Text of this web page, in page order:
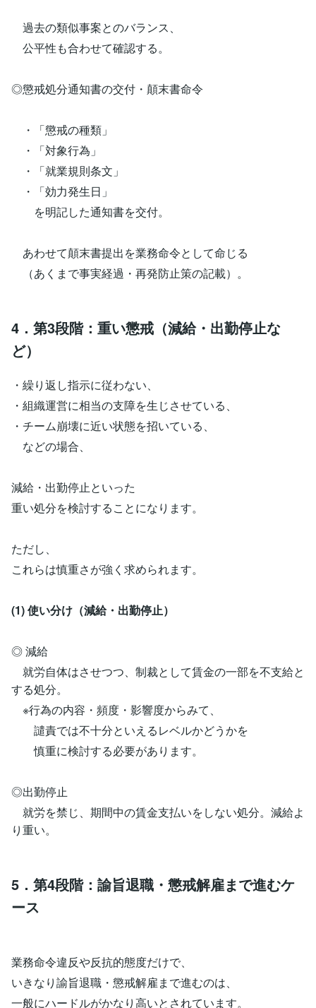
過去の類似事案とのバランス、
公平性も合わせて確認する。
◎懲戒処分通知書の交付・顛末書命令
・「懲戒の種類」
・「対象行為」
・「就業規則条文」
・「効力発生日」
を明記した通知書を交付。
あわせて顛末書提出を業務命令として命じる
（あくまで事実経過・再発防止策の記載）。
4．第3段階：重い懲戒（減給・出勤停止な
ど）
・繰り返し指示に従わない、
・組織運営に相当の支障を生じさせている、
・チーム崩壊に近い状態を招いている、
などの場合、
減給・出勤停止といった
重い処分を検討することになります。
ただし、
これらは慎重さが強く求められます。
(1) 使い分け（減給・出勤停止）
◎ 減給
就労自体はさせつつ、制裁として賃金の一部を不支給と
する処分。
※行為の内容・頻度・影響度からみて、
譴責では不十分といえるレベルかどうかを
慎重に検討する必要があります。
◎出勤停止
就労を禁じ、期間中の賃金支払いをしない処分。減給よ
り重い。
5．第4段階：諭旨退職・懲戒解雇まで進むケ
ース
業務命令違反や反抗的態度だけで、
いきなり諭旨退職・懲戒解雇まで進むのは、
一般にハードルがかなり高いとされています。